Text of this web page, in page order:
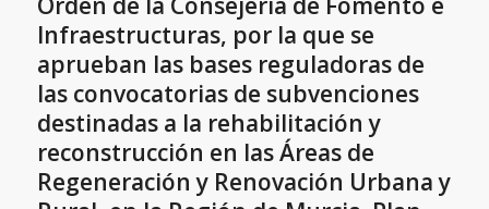
Infraestructuras, por la que se
aprueban las bases reguladoras de
las convocatorias de subvenciones
destinadas a la rehabilitación y
reconstrucción en las Áreas de
Regeneración y Renovación Urbana y